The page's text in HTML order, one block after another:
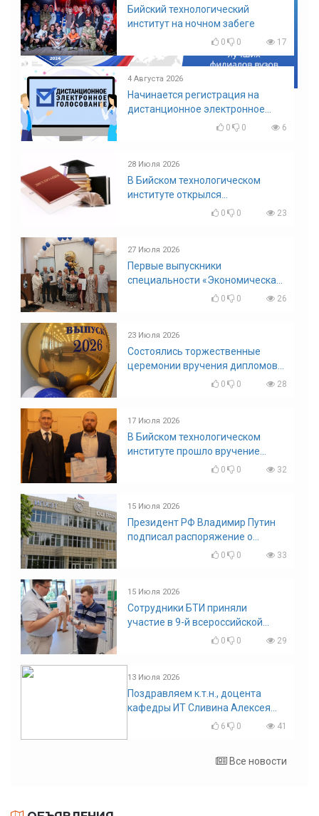
Бийский технологический
институт на ночном забеге
0 0 17
4 Августа 2026
Начинается регистрация на
дистанционное электронное
голосование на выборы!
0 0 6
28 Июля 2026
В Бийском технологическом
институте открылся
диссертационный совет!
0 0 23
27 Июля 2026
Первые выпускники
специальности «Экономическая
0 0 26
23 Июля 2026
Состоялись торжественные
церемонии вручения дипломов
0 0 28
17 Июля 2026
В Бийском технологическом
институте прошло вручение
0 0 32
15 Июля 2026
Президент РФ Владимир Путин
подписал распоряжение о
поощрении граждан и трудовых
0 0 33
15 Июля 2026
Сотрудники БТИ приняли
участие в 9-й всероссийской
конференции по задачам со
0 0 29
13 Июля 2026
Поздравляем к.т.н., доцента
кафедры ИТ Сливина Алексея
Николаевича с юбилеем!
6 0 41
Все новости